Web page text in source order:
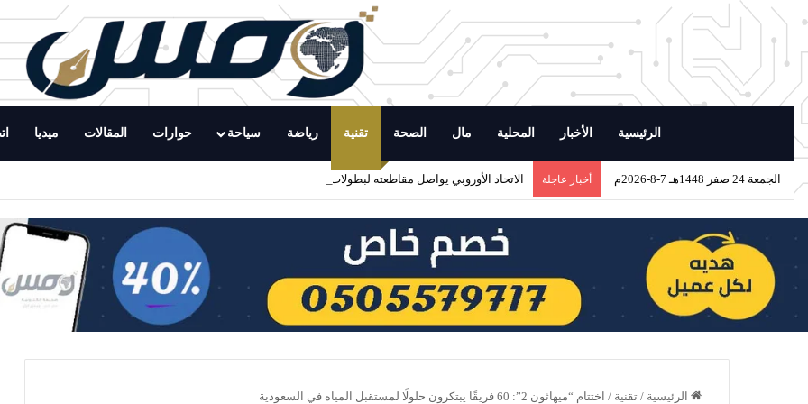
الرئيسية الأخبار المحلية مال الصحة تقنية رياضة سياحة حوارات المقالات ميديا
الجمعة 24 صفر 1448هـ 7-8-2026م أخبار عاجلة الاتحاد الأوروبي يواصل مقاطعته لبطولات فيفا ويؤكد استمرار فقدان الثقة في إنفانتينو
الرئيسية / تقنية / اختتام “ميهاثون 2”: 60 فريقًا يبتكرون حلولًا لمستقبل المياه في السعودية